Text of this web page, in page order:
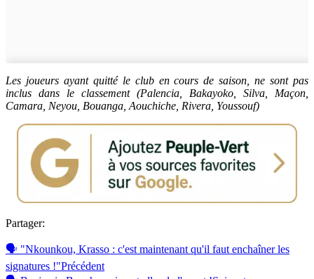
Les joueurs ayant quitté le club en cours de saison, ne sont pas
inclus dans le classement (Palencia, Bakayoko, Silva, Maçon,
Camara, Neyou, Bouanga, Aouchiche, Rivera, Youssouf)
Partager:
🗣 "Nkounkou, Krasso : c'est maintenant qu'il faut enchaîner les
signatures !"Précédent